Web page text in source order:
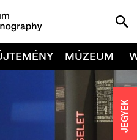
MÚZEUM
JEGYEK